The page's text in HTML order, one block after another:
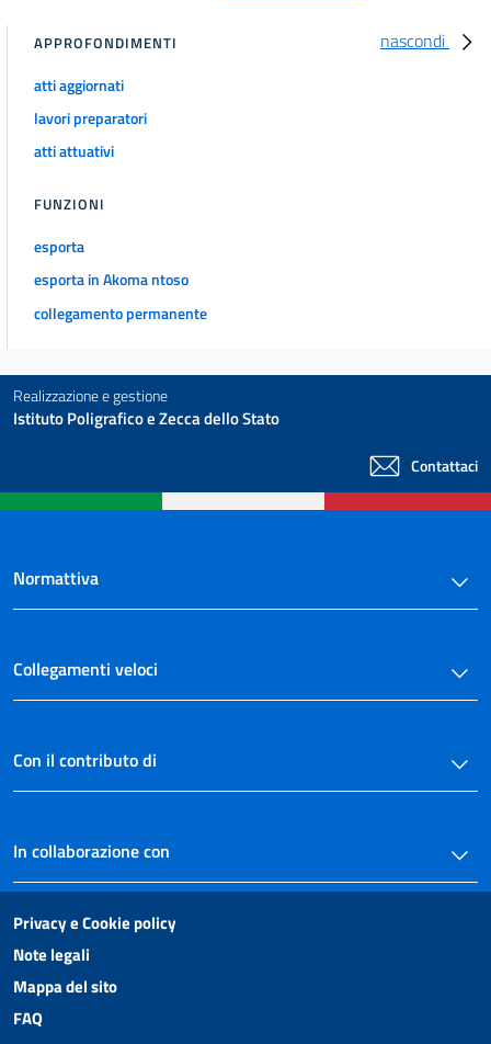
nascondi
APPROFONDIMENTI
atti aggiornati
lavori preparatori
atti attuativi
FUNZIONI
esporta
esporta in Akoma ntoso
collegamento permanente
Realizzazione e gestione
Istituto Poligrafico e Zecca dello Stato
Contattaci
Normattiva
Collegamenti veloci
Con il contributo di
In collaborazione con
Privacy e Cookie policy
Note legali
Mappa del sito
FAQ